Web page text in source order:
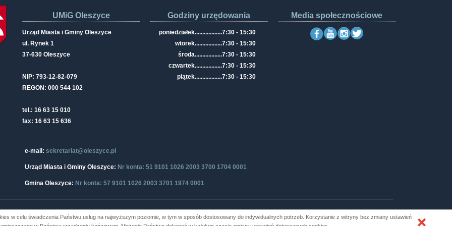
UMiG Oleszyce
Urząd Miasta i Gminy Oleszyce
ul. Rynek 1
37-630 Oleszyce
NIP: 793-12-82-079
REGON: 000 544 102
tel.: 16 63 15 010
fax: 16 63 15 636
Godziny urzędowania
poniedziałek..................7:30 - 15:30
wtorek..................7:30 - 15:30
środa..................7:30 - 15:30
czwartek..................7:30 - 15:30
piątek..................7:30 - 15:30
Media społecznościowe
e-mail: sekretariat@oleszyce.pl
Urząd Miasta i Gminy Oleszyce: Nr konta: 51 9101 1026 2003 3700 1704 0001
Gmina Oleszyce: Nr konta: 57 9101 1026 2003 3701 1974 0001
Oleszyce Produkcja i hosting: ZETO-RZESZÓW
w celu świadczenia Państwu usług na najwyższym poziomie, w tym w sposób dostosowany do indywidualnych potrzeb. Korzystanie z witryny bez zmiany ustawień